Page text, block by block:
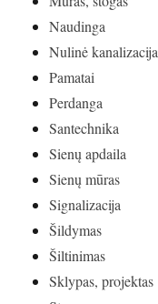
Naudinga
Nulinė kanalizacija
Pamatai
Perdanga
Santechnika
Sienų apdaila
Sienų mūras
Signalizacija
Šildymas
Šiltinimas
Sklypas, projektas